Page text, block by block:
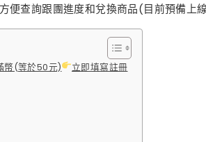
便查詢跟團進度和兌換商品(目前預備上
幣(等於50元)
立即填寫註冊